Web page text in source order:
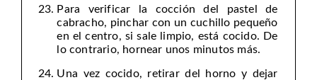
Para verificar la cocción del pastel de
cabracho, pinchar con un cuchillo pequeño
en el centro, si sale limpio, está cocido. De
lo contrario, hornear unos minutos más.
Una vez cocido, retirar del horno y dejar